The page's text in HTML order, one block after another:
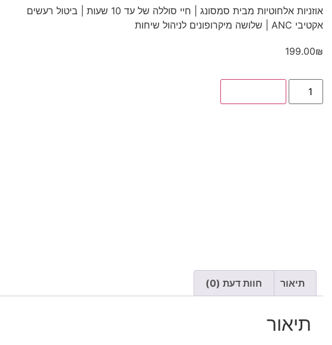
אוזניות אלחוטיות מבית סמסונג | חיי סוללה של עד 10 שעות | ביטול רעשים
אקטיבי ANC | שלושה מיקרופונים לניהול שיחות
199.00₪
תיאור חוות דעת (0)
תיאור